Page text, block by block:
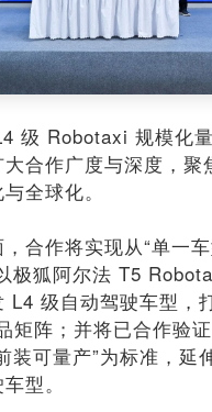
级 Robotaxi 规模化
合作广度与深度，聚
全球化。
合作将实现从“单一
极狐阿尔法 T5
L4 级自动驾驶车型，
矩阵；并将已合作验
装可量产”为标准，延
型。